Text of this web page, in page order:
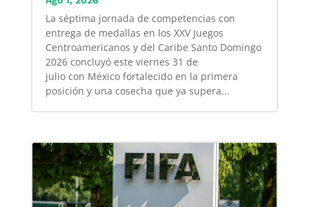
La séptima jornada de competencias con
entrega de medallas en los XXV Juegos
Centroamericanos y del Caribe Santo Domingo
2026 concluyó este viernes 31 de
julio con México fortalecido en la primera
posición y una cosecha que ya supera...